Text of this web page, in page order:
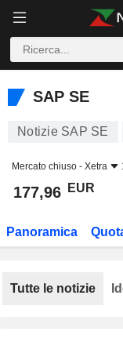
SAP SE
SAP SE
Notizie SAP SE
Mercato chiuso - Xetra
177,96 EUR
Panoramica
Tutte le notizie